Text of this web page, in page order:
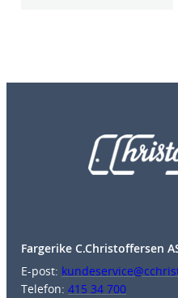
Fargerike C.Christoffersen
E-post:
Telefon: 415 34 700